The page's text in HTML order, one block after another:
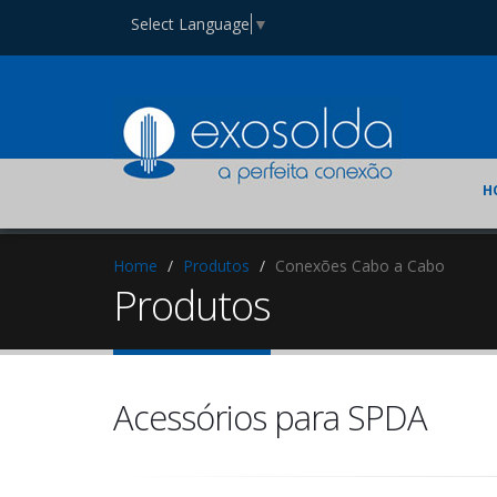
Select Language ▼
Home Produtos Conexões Cabo a Cabo
Produtos
Acessórios para SPDA